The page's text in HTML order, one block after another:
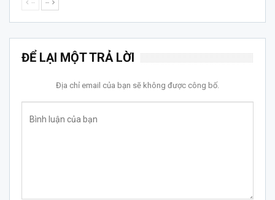
-- --
ĐỂ LẠI MỘT TRẢ LỜI
Địa chỉ email của bạn sẽ không được công bố.